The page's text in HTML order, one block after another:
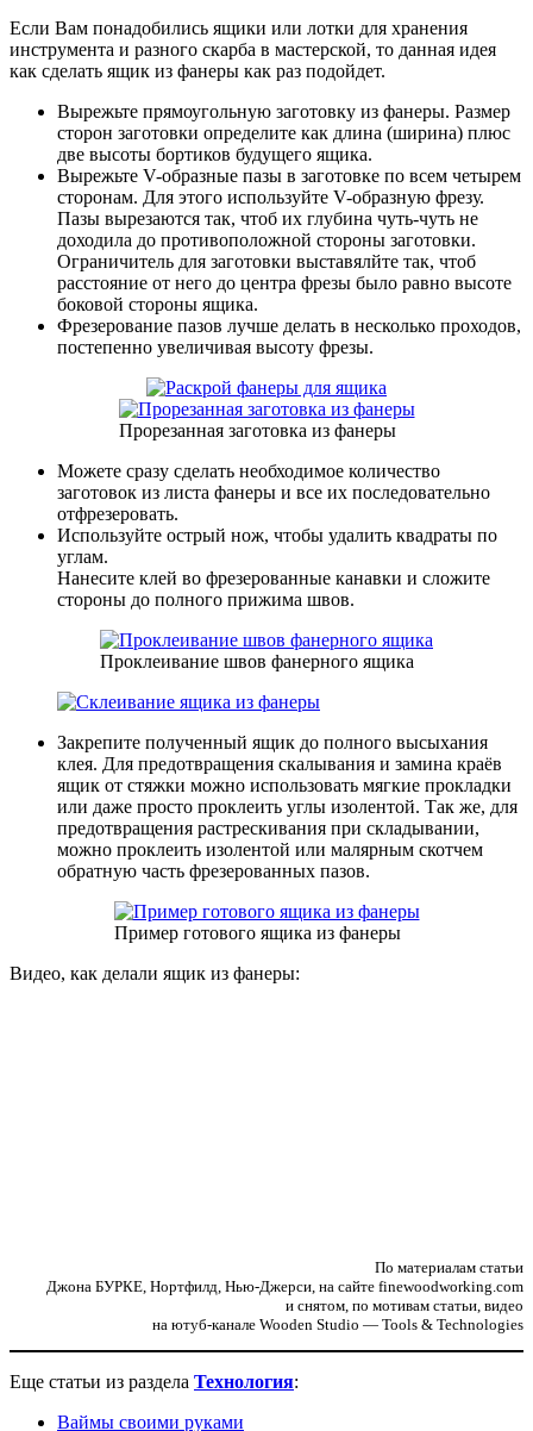
Если Вам понадобились ящики или лотки для хранения
инструмента и разного скарба в мастерской, то данная идея
как сделать ящик из фанеры как раз подойдет.
Вырежьте прямоугольную заготовку из фанеры. Размер
сторон заготовки определите как длина (ширина) плюс
две высоты бортиков будущего ящика.
Вырежьте V-образные пазы в заготовке по всем четырем
сторонам. Для этого используйте V-образную фрезу.
Пазы вырезаются так, чтоб их глубина чуть-чуть не
доходила до противоположной стороны заготовки.
Ограничитель для заготовки выставялйте так, чтоб
расстояние от него до центра фрезы было равно высоте
боковой стороны ящика.
Фрезерование пазов лучше делать в несколько проходов,
постепенно увеличивая высоту фрезы.
Прорезанная заготовка из фанеры
Можете сразу сделать необходимое количество
заготовок из листа фанеры и все их последовательно
отфрезеровать.
Используйте острый нож, чтобы удалить квадраты по
углам.
Нанесите клей во фрезерованные канавки и сложите
стороны до полного прижима швов.
Проклеивание швов фанерного ящика
Закрепите полученный ящик до полного высыхания
клея. Для предотвращения скалывания и замина краёв
ящик от стяжки можно использовать мягкие прокладки
или даже просто проклеить углы изолентой. Так же, для
предотвращения растрескивания при складывании,
можно проклеить изолентой или малярным скотчем
обратную часть фрезерованных пазов.
Пример готового ящика из фанеры
Видео, как делали ящик из фанеры:
По материалам статьи
Джона БУРКЕ, Нортфилд, Нью-Джерси, на сайте finewoodworking.com
и снятом, по мотивам статьи, видео
на ютуб-канале Wooden Studio — Tools & Technologies
Еще статьи из раздела Технология:
Ваймы своими руками